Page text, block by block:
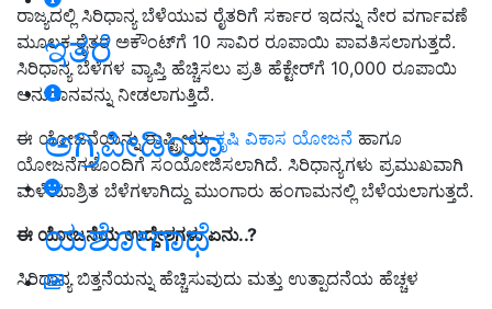
ಇತರೆ
ಅಗ್ರಿಪೀಡಿಯಾ
ಯಶೋಗಾಥೆ
ರಾಜ್ಯದಲ್ಲಿ ಸಿರಿಧಾನ್ಯ ಬೆಳೆಯುವ ರೈತರಿಗೆ ಸರ್ಕಾರ ಇದನ್ನು ನೇರ ವರ್ಗಾವಣೆ
ಮೂಲಕ ರೈತರ ಅಕೌಂಟ್‌ಗೆ 10 ಸಾವಿರ ರೂಪಾಯಿ ಪಾವತಿಸಲಾಗುತ್ತದೆ.
ಸಿರಿಧಾನ್ಯ ಬೆಳೆಗಳ ವ್ಯಾಪ್ತಿ ಹೆಚ್ಚಿಸಲು ಪ್ರತಿ ಹೆಕ್ಟೇರ್‌ಗೆ 10,000 ರೂಪಾಯಿ
ಅನುದಾನವನ್ನು ನೀಡಲಾಗುತ್ತಿದೆ.
ಈ ಯೋಜನೆಯನ್ನು ರಾಷ್ಟ್ರೀಯಕೃಷಿ ವಿಕಾಸ ಯೋಜನೆ ಹಾಗೂ
ಯೋಜನೆಗಳೊಂದಿಗೆ ಸಂಯೋಜಿಸಲಾಗಿದೆ. ಸಿರಿಧಾನ್ಯಗಳು ಪ್ರಮುಖವಾಗಿ
ಮಳೆಯಾಶ್ರಿತ ಬೆಳೆಗಳಾಗಿದ್ದು ಮುಂಗಾರು ಹಂಗಾಮನಲ್ಲಿ ಬೆಳೆಯಲಾಗುತ್ತದೆ.
ಈ ಯೋಜನೆಯ ಉದ್ದೇಶಗಳು ಏನು..?
ಸಿರಿಧಾನ್ಯ ಬಿತ್ತನೆಯನ್ನು ಹೆಚ್ಚಿಸುವುದು ಮತ್ತು ಉತ್ಪಾದನೆಯ ಹೆಚ್ಚಳ